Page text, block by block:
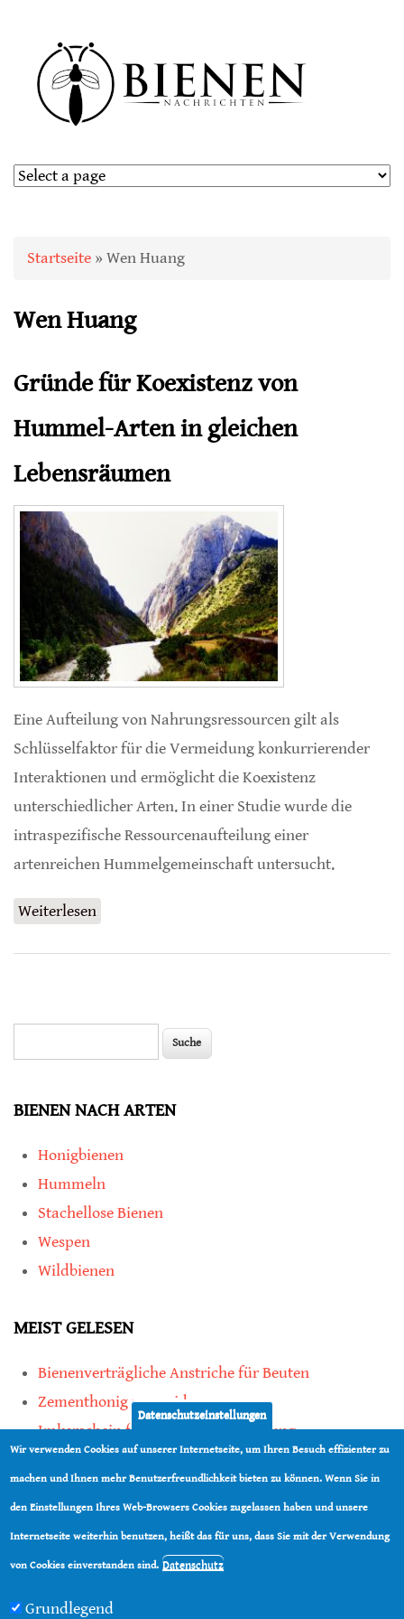
Sie sind hier
Startseite » Wen Huang
Wen Huang
Gründe für Koexistenz von
Hummel-Arten in gleichen
Lebensräumen
Eine Aufteilung von Nahrungsressourcen gilt als
Schlüsselfaktor für die Vermeidung konkurrierender
Interaktionen und ermöglicht die Koexistenz
unterschiedlicher Arten. In einer Studie wurde die
intraspezifische Ressourcenaufteilung einer
artenreichen Hummelgemeinschaft untersucht.
Weiterlesen
BIENEN NACH ARTEN
Honigbienen
Hummeln
Stachellose Bienen
Wespen
Wildbienen
MEIST GELESEN
Bienenverträgliche Anstriche für Beuten
Zementhonig vermeiden
Imkerschein für Honigbienen-Haltung
Kauf von Mittelwänden ist Vertrauenssache
teilen
Datenschutzeinstellungen
Wir verwenden Cookies auf unserer Internetseite, um Ihren Besuch effizienter zu
machen und Ihnen mehr Benutzerfreundlichkeit bieten zu können. Wenn Sie in
den Einstellungen Ihres Web-Browsers Cookies zugelassen haben und unsere
Internetseite weiterhin benutzen, heißt das für uns, dass Sie mit der Verwendung
von Cookies einverstanden sind. Datenschutz
Grundlegend